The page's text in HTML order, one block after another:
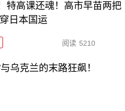
特高课还魂！高市早苗两把
日本国运
阅读 5210
乌克兰的末路狂飙！